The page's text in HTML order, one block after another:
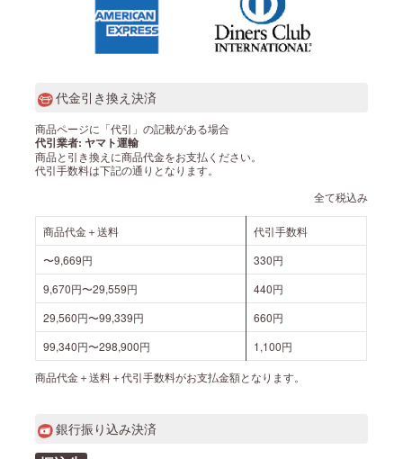
代金引き換え決済
商品ページに「代引」の記載がある場合
代引業者: ヤマト運輸
商品と引き換えに商品代金をお支払ください。
代引手数料は下記の通りとなります。
全て税込み
商品代金＋送料
代引手数料
〜9,669円
330円
9,670円〜29,559円
440円
29,560円〜99,339円
660円
99,340円〜298,900円
1,100円
商品代金＋送料＋代引手数料がお支払金額となります。
銀行振り込み決済